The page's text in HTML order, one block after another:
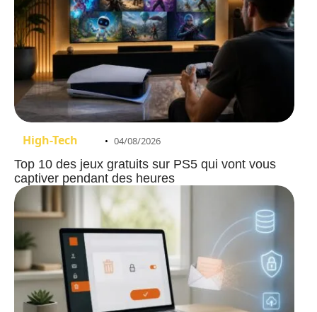
High-Tech 04/08/2026
Top 10 des jeux gratuits sur PS5 qui vont vous
captiver pendant des heures